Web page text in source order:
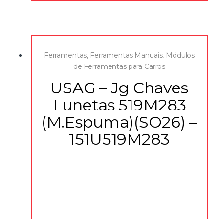
Ferramentas, Ferramentas Manuais, Módulos
de Ferramentas para Carros
USAG – Jg Chaves
Lunetas 519M283
(M.Espuma)(SO26) –
151U519M283